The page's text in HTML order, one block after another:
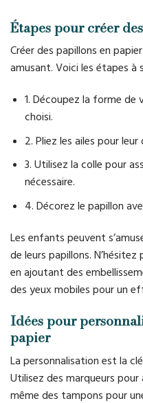
Étapes pour créer
Créer des papillons en
amusant. Voici les étapes à
1. Découpez la forme de
choisi.
2. Pliez les ailes pour
3. Utilisez la colle pour
nécessaire.
4. Décorez le papillon
Les enfants peuvent
de leurs papillons.
en ajoutant des
des yeux mobiles pour un
Idées pour
papier
La personnalisation est la
Utilisez des marqueurs
même des tampons pour